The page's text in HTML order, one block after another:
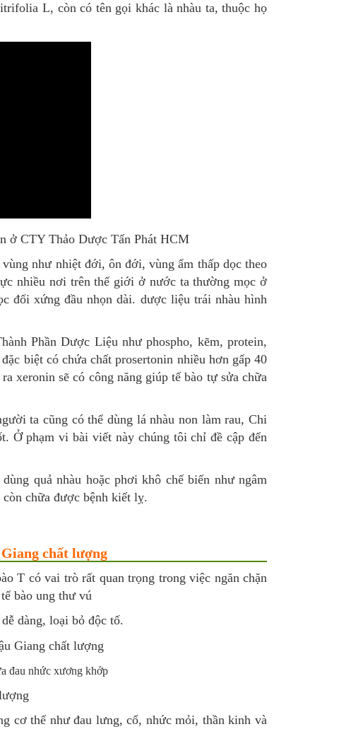
L, còn có tên gọi khác là nhàu ta, thuộc họ
ở CTY Thảo Dược Tấn Phát HCM
như nhiệt đới, ôn đới, vùng ẩm thấp dọc theo
nhiều nơi trên thế giới ở nước ta thường mọc ở
đối xứng đầu nhọn dài. dược liệu trái nhàu hình
Phần Dược Liệu như phospho, kẽm, protein,
biệt có chứa chất prosertonin nhiều hơn gấp 40
xeronin sẽ có công năng giúp tế bào tự sửa chữa
ta cũng có thể dùng lá nhàu non làm rau, Chi
Ở phạm vi bài viết này chúng tôi chỉ đề cập đến
quả nhàu hoặc phơi khô chế biến như ngâm
chữa được bệnh kiết lỵ.
chất lượng
T có vai trò rất quan trọng trong việc ngăn chặn
bào ung thư vú
dàng, loại bỏ độc tố.
đau nhức xương khớp
cơ thể như đau lưng, cổ, nhức mỏi, thần kinh và